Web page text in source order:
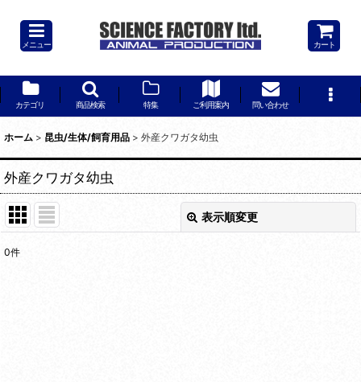
メニュー カート
カテゴリ 商品検索 特集 ご利用案内 問い合わせ
ホーム > 昆虫/生体/飼育用品 > 外産クワガタ幼虫
外産クワガタ幼虫
表示順変更
0件